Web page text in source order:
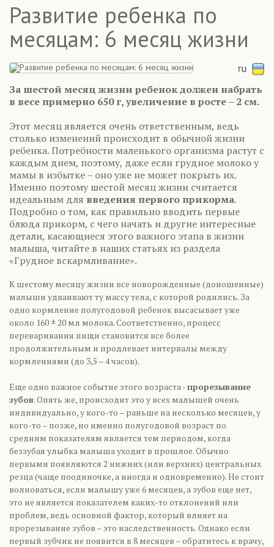
Развитие ребенка по
месяцам: 6 месяц жизни
За шестой месяц жизни ребенок должен набрать
в весе примерно 650 г, увеличение в росте – 2 см.
Этот месяц является очень ответственным, ведь
столько изменений происходит в обычной жизни
ребенка. Потребности маленького организма растут с
каждым днем, поэтому, даже если грудное молоко у
мамы в избытке – оно уже не может покрыть их.
Именно поэтому шестой месяц жизни считается
идеальным для введения первого прикорма.
Подробно о том, как правильно вводить первые
блюда прикорм, с чего начать и другие интересные
детали, касающиеся этого важного этапа в жизни
малыша, читайте в наших статьях из раздела
«Грудное вскармливание».
К шестому месяцу жизни все новорожденные (доношенные)
малыши удваивают ту массу тела, с которой родились. За
одно кормление полугодовой ребенок высасывает уже
около 160 ± 20 мл молока. Соответственно, процесс
переваривания пищи становится все более
продолжительным и продлевает интервалы между
кормлениями (до 3,5 – 4 часов).
Еще одно важное событие этого возраста -прорезывание
зубов. Опять же, происходит это у всех малышей очень
индивидуально, у кого-то – раньше на несколько месяцев, у
кого-то – позже, но именно полугодовой возраст по
средним показателям является тем периодом, когда
беззубая улыбка малыша уходит в прошлое. Обычно
первыми появляются 2 нижних (или верхних) центральных
резца (чаще поодиночке, а иногда и одновременно). Не стоит
волноваться, если малышу уже 6 месяцев, а зубов еще нет,
это не является показателем каких-то отклонений или
проблем, ведь основной фактор, который влияет на
прорезывание зубов – это наследственность. Однако если
первый зубчик не появится в 8 месяцев – обратитесь к врачу,